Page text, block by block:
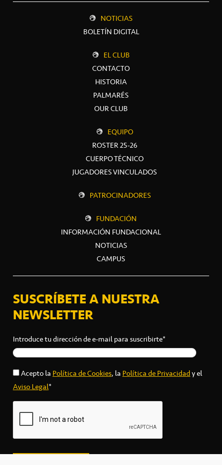
NOTICIAS
BOLETÍN DIGITAL
EL CLUB
CONTACTO
HISTORIA
PALMARÉS
OUR CLUB
EQUIPO
ROSTER 25-26
CUERPO TÉCNICO
JUGADORES VINCULADOS
PATROCINADORES
FUNDACIÓN
INFORMACIÓN FUNDACIONAL
NOTICIAS
CAMPUS
SUSCRÍBETE A NUESTRA
NEWSLETTER
Introduce tu dirección de e-mail para suscribirte*
Acepto laPolítica de Cookies, laPolítica de Privacidady el
Aviso Legal*